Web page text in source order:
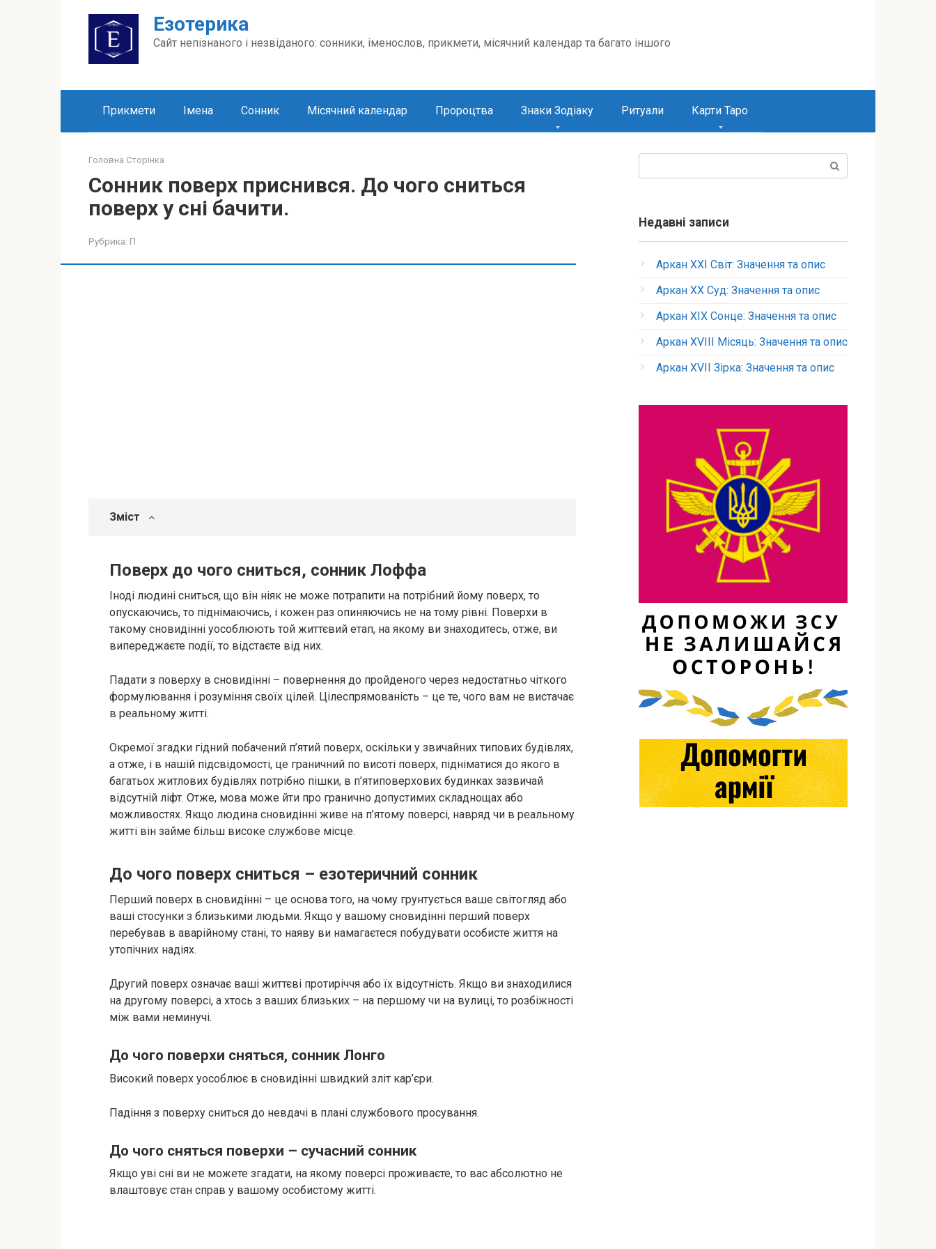
Езотерика
Сайт непізнаного і незвіданого: сонники, іменослов, прикмети, місячний календар та багато іншого
Прикмети Імена Сонник Місячний календар Пророцтва Знаки Зодіаку Ритуали Карти Таро
Головна Сторінка
Сонник поверх приснився. До чого сниться
поверх у сні бачити.
Рубрика: П
Зміст
Поверх до чого сниться, сонник Лоффа
Іноді людині сниться, що він ніяк не може потрапити на потрібний йому поверх, то
опускаючись, то піднімаючись, і кожен раз опиняючись не на тому рівні. Поверхи в
такому сновидінні уособлюють той життєвий етап, на якому ви знаходитесь, отже, ви
випереджаєте події, то відстаєте від них.
Падати з поверху в сновидінні – повернення до пройденого через недостатньо чіткого
формулювання і розуміння своїх цілей. Цілеспрямованість – це те, чого вам не вистачає
в реальному житті.
Окремої згадки гідний побачений п’ятий поверх, оскільки у звичайних типових будівлях,
а отже, і в нашій підсвідомості, це граничний по висоті поверх, підніматися до якого в
багатьох житлових будівлях потрібно пішки, в п’ятиповерхових будинках зазвичай
відсутній ліфт. Отже, мова може йти про гранично допустимих складнощах або
можливостях. Якщо людина сновидінні живе на п’ятому поверсі, навряд чи в реальному
житті він займе більш високе службове місце.
До чого поверх сниться – езотеричний сонник
Перший поверх в сновидінні – це основа того, на чому грунтується ваше світогляд або
ваші стосунки з близькими людьми. Якщо у вашому сновидінні перший поверх
перебував в аварійному стані, то наяву ви намагаєтеся побудувати особисте життя на
утопічних надіях.
Другий поверх означає ваші життєві протиріччя або їх відсутність. Якщо ви знаходилися
на другому поверсі, а хтось з ваших близьких – на першому чи на вулиці, то розбіжності
між вами неминучі.
До чого поверхи сняться, сонник Лонго
Високий поверх уособлює в сновидінні швидкий зліт кар’єри.
Падіння з поверху сниться до невдачі в плані службового просування.
До чого сняться поверхи – сучасний сонник
Якщо уві сні ви не можете згадати, на якому поверсі проживаєте, то вас абсолютно не
влаштовує стан справ у вашому особистому житті.
Недавні записи
Аркан XXI Світ: Значення та опис
Аркан XX Суд: Значення та опис
Аркан XIX Сонце: Значення та опис
Аркан XVIII Місяць: Значення та опис
Аркан XVII Зірка: Значення та опис